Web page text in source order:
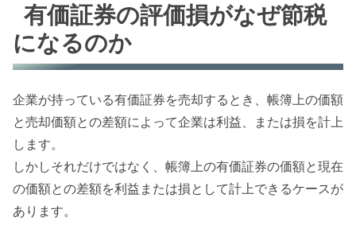
有価証券の評価損がなぜ節税
になるのか
企業が持っている有価証券を売却するとき、帳簿上の価額
と売却価額との差額によって企業は利益、または損を計上
します。
しかしそれだけではなく、帳簿上の有価証券の価額と現在
の価額との差額を利益または損として計上できるケースが
あります。